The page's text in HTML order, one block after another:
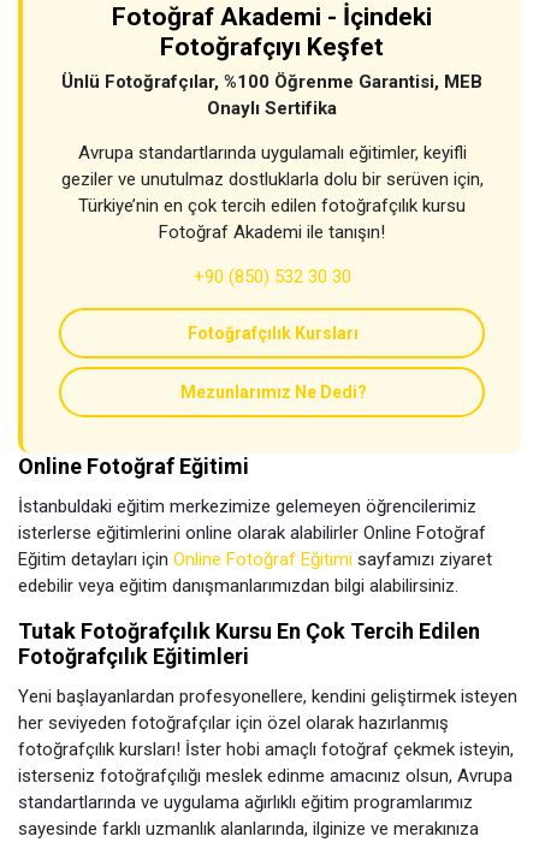
Fotoğraf Akademi - İçindeki
Fotoğrafçıyı Keşfet
Ünlü Fotoğrafçılar, %100 Öğrenme Garantisi, MEB
Onaylı Sertifika
Avrupa standartlarında uygulamalı eğitimler, keyifli
geziler ve unutulmaz dostluklarla dolu bir serüven için,
Türkiye’nin en çok tercih edilen fotoğrafçılık kursu
Fotoğraf Akademi ile tanışın!
+90 (850) 532 30 30
Fotoğrafçılık Kursları
Mezunlarımız Ne Dedi?
Online Fotoğraf Eğitimi
İstanbuldaki eğitim merkezimize gelemeyen öğrencilerimiz
isterlerse eğitimlerini online olarak alabilirler Online Fotoğraf
Eğitim detayları için Online Fotoğraf Eğitimi sayfamızı ziyaret
edebilir veya eğitim danışmanlarımızdan bilgi alabilirsiniz.
Tutak Fotoğrafçılık Kursu En Çok Tercih Edilen
Fotoğrafçılık Eğitimleri
Yeni başlayanlardan profesyonellere, kendini geliştirmek isteyen
her seviyeden fotoğrafçılar için özel olarak hazırlanmış
fotoğrafçılık kursları! İster hobi amaçlı fotoğraf çekmek isteyin,
isterseniz fotoğrafçılığı meslek edinme amacınız olsun, Avrupa
standartlarında ve uygulama ağırlıklı eğitim programlarımız
sayesinde farklı uzmanlık alanlarında, ilginize ve merakınıza